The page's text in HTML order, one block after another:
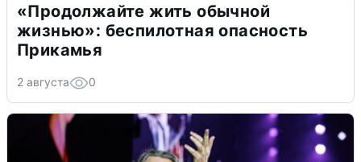
«Продолжайте жить обычной
жизнью»: беспилотная опасность
Прикамья
2 августа 0